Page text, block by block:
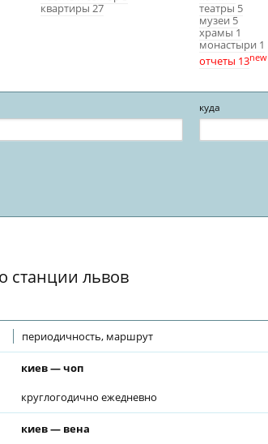
квартиры 27
театры 5
музеи 5
храмы 1
монастыри 1
отчеты 13new
куда
станции львов
периодичность, маршрут
киев — чоп
круглогодично ежедневно
киев — вена